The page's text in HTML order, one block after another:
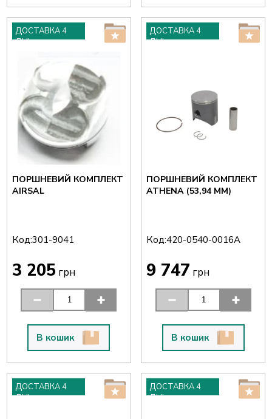
ДОСТАВКА 4
ДНІ
ПОРШНЕВИЙ КОМПЛЕКТ
AIRSAL
Код:301-9041
3 205 грн
В кошик
ДОСТАВКА 4
ДНІ
ПОРШНЕВИЙ КОМПЛЕКТ
ATHENA (53,94 ММ)
Код:420-0540-0016A
9 747 грн
В кошик
ДОСТАВКА 4
ДНІ
ДОСТАВКА 4
ДНІ